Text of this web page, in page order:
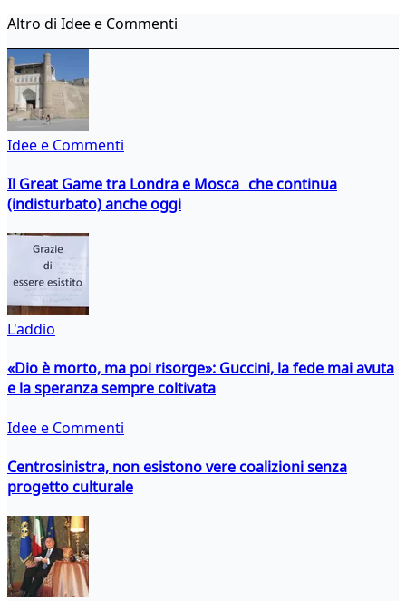
Altro di Idee e Commenti
Idee e Commenti
Il Great Game tra Londra e Mosca che continua
(indisturbato) anche oggi
L'addio
«Dio è morto, ma poi risorge»: Guccini, la fede mai avuta
e la speranza sempre coltivata
Idee e Commenti
Centrosinistra, non esistono vere coalizioni senza
progetto culturale